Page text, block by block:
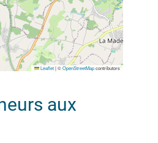
Leaflet |©OpenStreetMapcontributors
aux